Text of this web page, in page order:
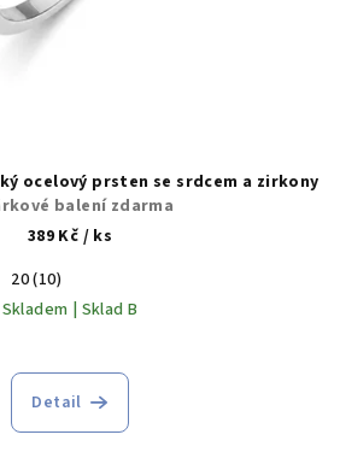
ocelový prsten se srdcem a zirkony
balení zdarma
389 Kč / ks
20 (10)
Skladem | Sklad B
Detail